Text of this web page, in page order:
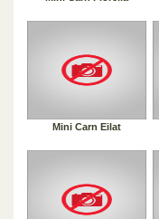
Mini Carn Eilat